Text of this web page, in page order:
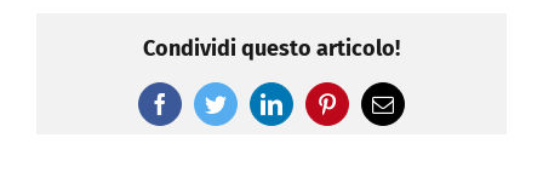
Condividi questo articolo!
FacebookTwitterLinkedInPinterestEmail